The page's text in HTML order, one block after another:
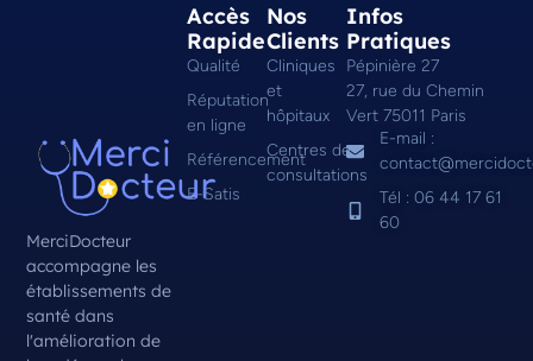
MerciDocteur
accompagne les
établissements de
santé dans
l'amélioration de
Nos
Clients
Cliniques
et
hôpitaux
Centres de
consultations
Accès
Rapide
Qualité
Réputation
en ligne
Référencement
E-Satis
Infos
Pratiques
Pépinière 27
27, rue du Chemin
Vert 75011 Paris
E-mail :
Tél : 06 44 17 61
60